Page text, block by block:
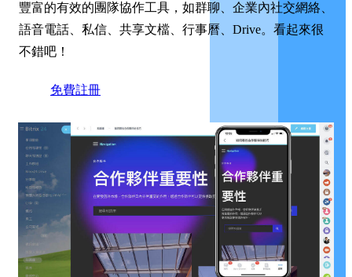
豐富的有效的團隊協作工具，如群聊、企業內社交網絡、
語音電話、私信、共享文檔、行事曆、Drive。看起來很
不錯吧！
免費註冊